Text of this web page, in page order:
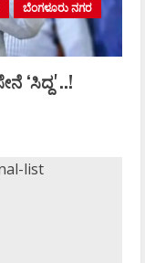
ಬೆಂಗಳೂರು ನಗರ
ʻಸಿದ್ದʼ..!